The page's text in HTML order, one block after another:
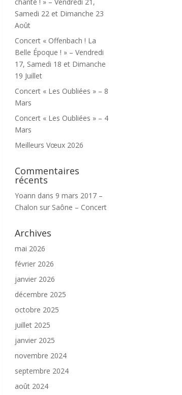
Samedi 22 et Dimanche 23
Août
Concert « Offenbach ! La
Belle Époque ! » – Vendredi
17, Samedi 18 et Dimanche
19 Juillet
Concert « Les Oubliées » – 8
Mars
Concert « Les Oubliées » – 4
Mars
Meilleurs Vœux 2026
Commentaires
récents
Yoann dans 9 mars 2017 –
Chalon sur Saône – Concert
Archives
mai 2026
février 2026
janvier 2026
décembre 2025
octobre 2025
juillet 2025
janvier 2025
novembre 2024
septembre 2024
août 2024